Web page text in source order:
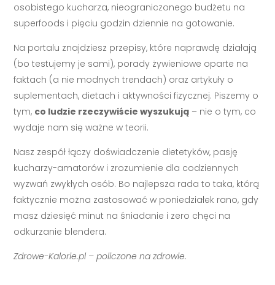
osobistego kucharza, nieograniczonego budżetu na
superfoods i pięciu godzin dziennie na gotowanie.
Na portalu znajdziesz przepisy, które naprawdę działają
(bo testujemy je sami), porady żywieniowe oparte na
faktach (a nie modnych trendach) oraz artykuły o
suplementach, dietach i aktywności fizycznej. Piszemy o
tym, co ludzie rzeczywiście wyszukują – nie o tym, co
wydaje nam się ważne w teorii.
Nasz zespół łączy doświadczenie dietetyków, pasję
kucharzy-amatorów i zrozumienie dla codziennych
wyzwań zwykłych osób. Bo najlepsza rada to taka, którą
faktycznie można zastosować w poniedziałek rano, gdy
masz dziesięć minut na śniadanie i zero chęci na
odkurzanie blendera.
Zdrowe-Kalorie.pl – policzone na zdrowie.